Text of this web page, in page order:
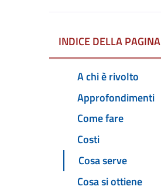
INDICE DELLA PAGINA
A chi è rivolto
Approfondimenti
Come fare
Costi
Cosa serve
Cosa si ottiene